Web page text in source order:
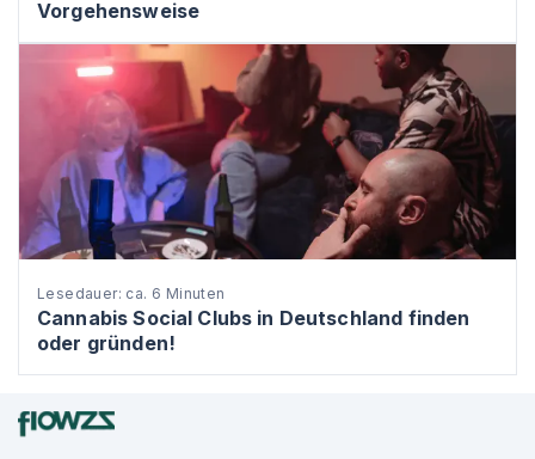
Vorgehensweise
Lesedauer: ca. 6 Minuten
Cannabis Social Clubs in Deutschland finden
oder gründen!